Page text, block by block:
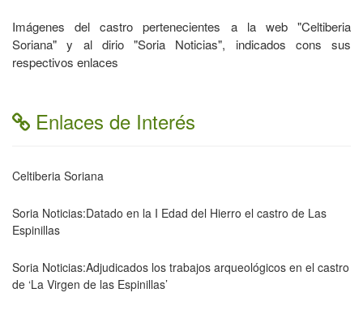
Imágenes del castro pertenecientes a la web "Celtiberia
Soriana" y al dirio "Soria Noticias", indicados cons sus
respectivos enlaces
Enlaces de Interés
Celtiberia Soriana
Soria Noticias:Datado en la I Edad del Hierro el castro de Las
Espinillas
Soria Noticias:Adjudicados los trabajos arqueológicos en el castro
de ‘La Virgen de las Espinillas’